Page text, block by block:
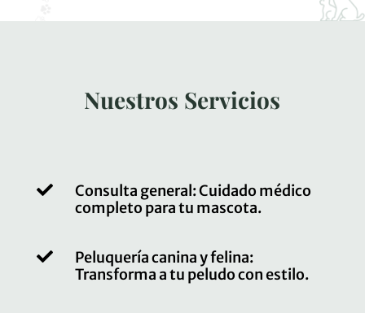
Nuestros Servicios

Consulta general: Cuidado médico
completo para tu mascota.

Peluquería canina y felina:
Transforma a tu peludo con estilo.